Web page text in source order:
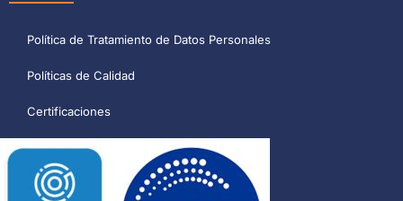
Política de Tratamiento de Datos Personales
Políticas de Calidad
Certificaciones